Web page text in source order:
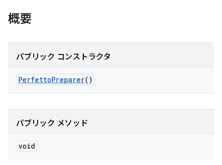
概要
パブリック コンストラクタ
PerfettoPreparer()
パブリック メソッド
void